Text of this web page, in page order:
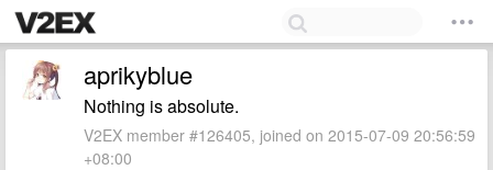
aprikyblue
Nothing is absolute.
V2EX member #126405, joined on 2015-07-09 20:56:59
+08:00